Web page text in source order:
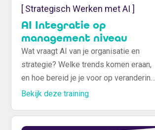
[ Strategisch Werken met AI ]
AI Integratie op
management niveau
Wat vraagt AI van je organisatie en
strategie? Welke trends komen eraan,
en hoe bereid je je voor op verandering?
Tijdens de training “AI-integratie op
leren denken in roadmaps, adoptie en
Bekijk deze training